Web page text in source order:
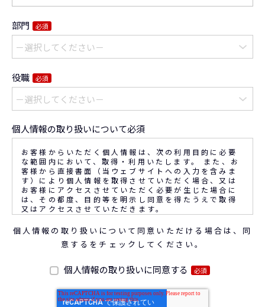
部門 必須
役職 必須
個人情報の取り扱いについて必須
お客様からいただく個人情報は、次の利用目的に必要
な範囲内において、取得・利用いたします。 また、お
客様から直接書面（当ウェブサイトへの入力を含みま
す）により個人情報を取得させていただく場合、又は
お客様にアクセスさせていただく必要が生じた場合に
は、その都度、目的等を明示し同意を得たうえで取得
又はアクセスさせていただきます。
なお、通話内容の確認や応対品質の評価・研修を通じ
て顧客満足の向上を図るために、お客様との通話内容
くことがあります。
◆個人情報の利用目的
個人情報の取り扱いについて同意いただける場合は、同
意するをチェックしてください。
個人情報の取り扱いに同意する 必須